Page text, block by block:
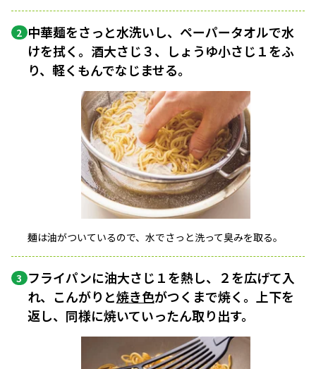
2 中華麺をさっと水洗いし、ペーパータオルで水
けを拭く。酒大さじ３、しょうゆ小さじ１をふ
り、軽くもんでなじませる。
麺は油がついているので、水でさっと洗って臭みを取る。
3 フライパンに油大さじ１を熱し、２を広げて入
れ、こんがりと焼き色がつくまで焼く。上下を
返し、同様に焼いていったん取り出す。